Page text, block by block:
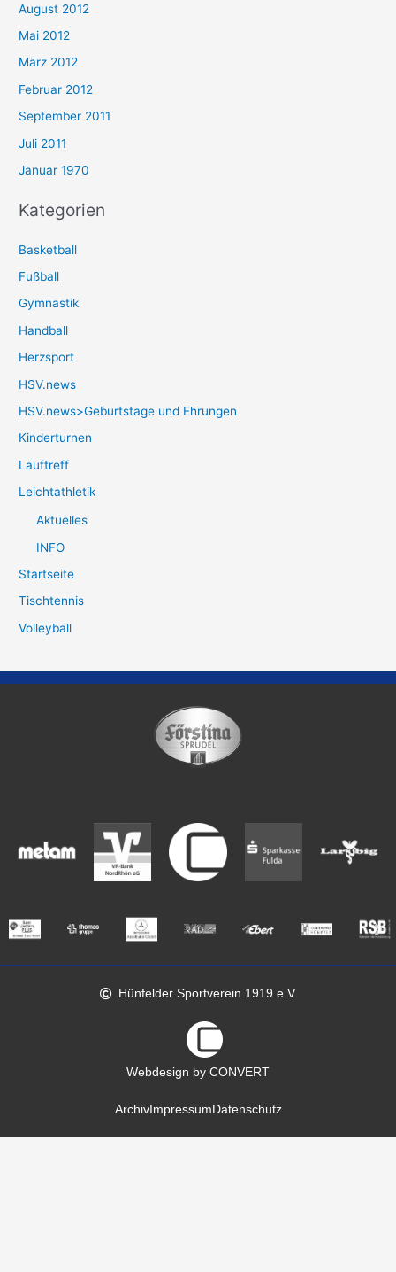
August 2012
Mai 2012
März 2012
Februar 2012
September 2011
Juli 2011
Januar 1970
Kategorien
Basketball
Fußball
Gymnastik
Handball
Herzsport
HSV.news
HSV.news>Geburtstage und Ehrungen
Kinderturnen
Lauftreff
Leichtathletik
Aktuelles
INFO
Startseite
Tischtennis
Volleyball
Hünfelder Sportverein 1919 e.V.
Webdesign by CONVERT
ArchivImpressum Datenschutz